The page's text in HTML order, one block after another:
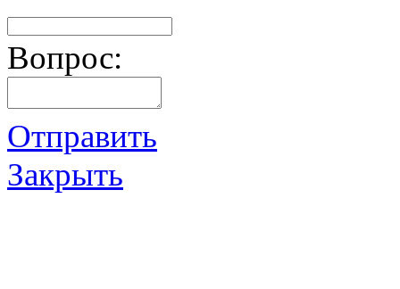
Вопрос:
Отправить
Закрыть